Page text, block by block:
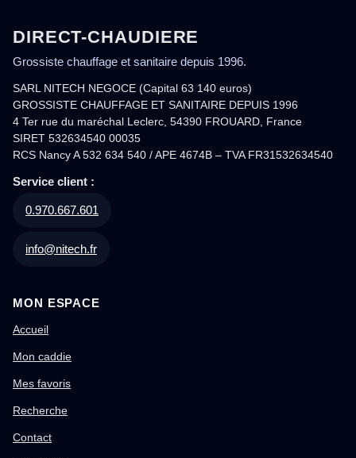
DIRECT-CHAUDIERE
Grossiste chauffage et sanitaire depuis 1996.
SARL NITECH NEGOCE (Capital 63 140 euros)
GROSSISTE CHAUFFAGE ET SANITAIRE DEPUIS 1996
4 Ter rue du maréchal Leclerc, 54390 FROUARD, France
SIRET 532634540 00035
RCS Nancy A 532 634 540 / APE 4674B – TVA FR31532634540
Service client :
0.970.667.601
info@nitech.fr
MON ESPACE
Accueil
Mon caddie
Mes favoris
Recherche
Contact